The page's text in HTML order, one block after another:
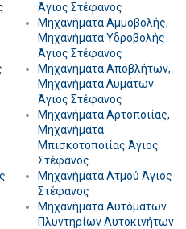
Άγιος Στέφανος
Μηχανήματα Αμμοβολής,
Μηχανήματα Υδροβολής
Άγιος Στέφανος
Μηχανήματα Αποβλήτων,
Μηχανήματα Λυμάτων
Άγιος Στέφανος
Μηχανήματα Αρτοποιίας,
Μηχανήματα
Μπισκοτοποιίας Άγιος
Στέφανος
Μηχανήματα Ατμού Άγιος
Στέφανος
Μηχανήματα Αυτόματων
Πλυντηρίων Αυτοκινήτων